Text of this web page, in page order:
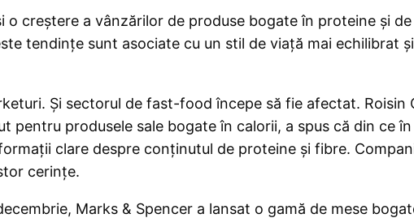
creștere a vânzărilor de produse bogate în proteine și
tendințe sunt asociate cu un stil de viață mai echilibrat
Și sectorul de fast-food începe să fie afectat. Roisin
pentru produsele sale bogate în calorii, a spus că din ce
clare despre conținutul de proteine și fibre.
cerințe.
Marks & Spencer a lansat o gamă de mese